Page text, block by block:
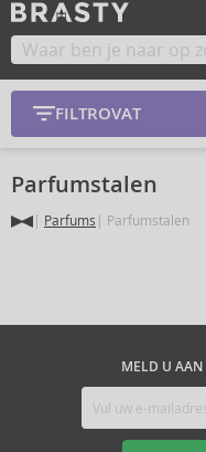
FILTROVAT
Parfumstalen
Parfums Parfumstalen
MELD U AAN